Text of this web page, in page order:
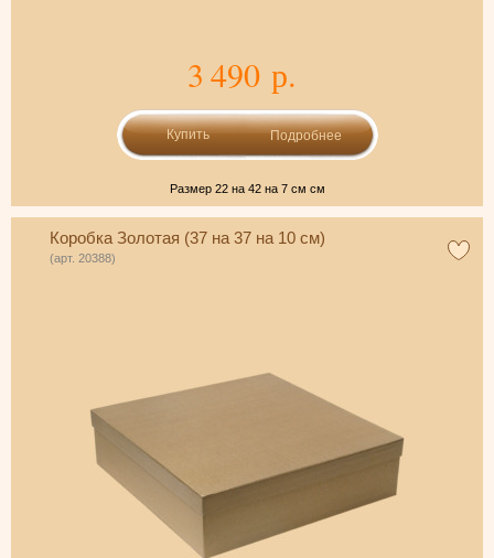
3 490 р.
Подробнее
Размер 22 на 42 на 7 см см
Коробка Золотая (37 на 37 на 10 см)
(арт. 20388)